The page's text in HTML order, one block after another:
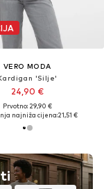
VERO MODA
'Silje'
24,90 €
Prvotno: 29,90 €
najniža cijena:21,51 €